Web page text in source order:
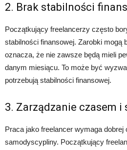
2. Brak stabilności
Początkujący freelancerzy często
stabilności finansowej. Zarobki mogą
oznacza, że nie zawsze będą mieli
danym miesiącu. To może być
potrzebują stabilności finansowej.
3. Zarządzanie czasem i
Praca jako freelancer wymaga dobrej
samodyscypliny. Początkujący